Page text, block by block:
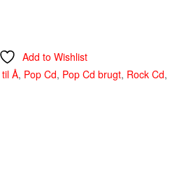
Add to Wishlist
Å, Pop Cd, Pop Cd brugt, Rock Cd,